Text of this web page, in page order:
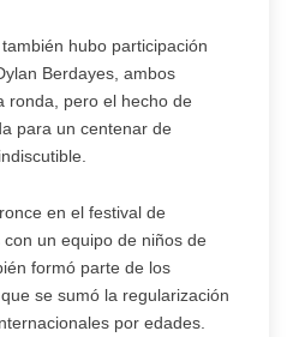
hubo participación
Berdayes, ambos
ronda, pero el hecho de
para un centenar de
en el festival de
un equipo de niños de
formó parte de los
se sumó la regularización
por edades.